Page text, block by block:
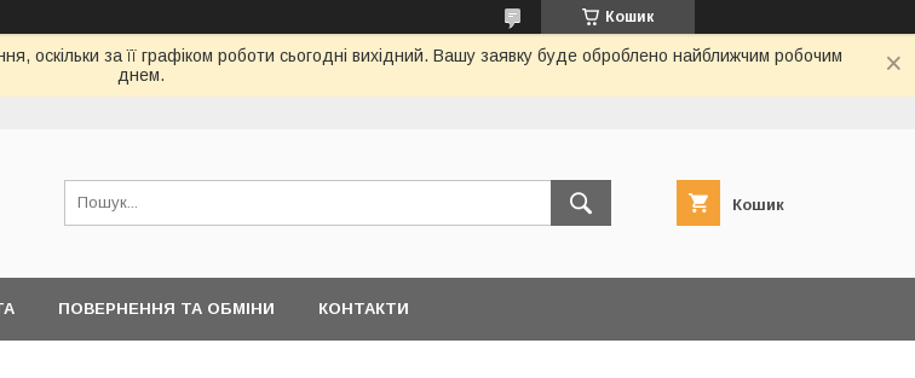
Кошик
оскільки за її графіком роботи сьогодні вихідний. Вашу заявку буде оброблено найближчим робочим
днем.
Кошик
ПОВЕРНЕННЯ ТА ОБМІНИ КОНТАКТИ